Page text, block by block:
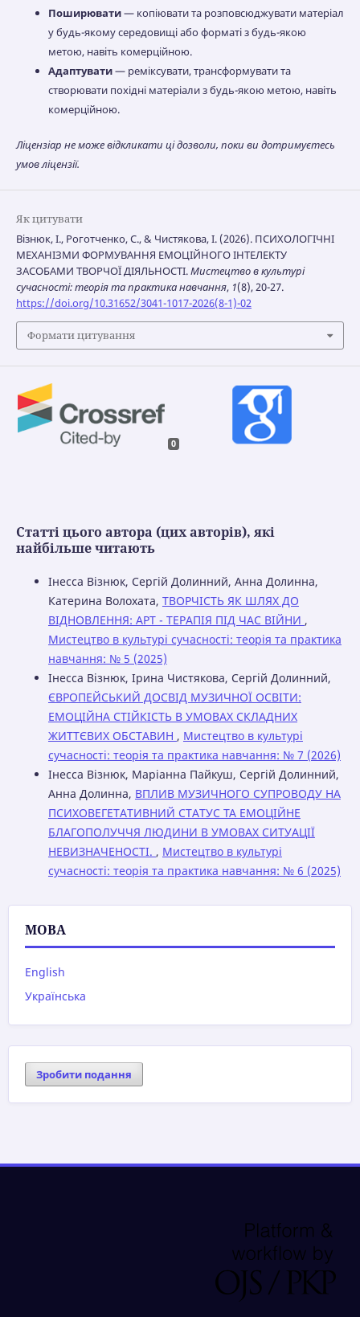
Поширювати— копіювати та розповсюджувати матеріал
у будь-якому середовищі або форматі з будь-якою
метою, навіть комерційною.
Адаптувати— реміксувати, трансформувати та
створювати похідні матеріали з будь-якою метою, навіть
комерційною.
Ліцензіар не може відкликати ці дозволи, поки ви дотримуєтесь
умов ліцензії.
Як цитувати
Візнюк, І., Роготченко, С., & Чистякова, І. (2026). ПСИХОЛОГІЧНІ
МЕХАНІЗМИ ФОРМУВАННЯ ЕМОЦІЙНОГО ІНТЕЛЕКТУ
ЗАСОБАМИ ТВОРЧОЇ ДІЯЛЬНОСТІ.Мистецтво в культурі
сучасності: теорія та практика навчання, 1(8), 20-27.
https://doi.org/10.31652/3041-1017-2026(8-1)-02
Формати цитування
0
Статті цього автора (цих авторів), які
найбільше читають
Інесса Візнюк, Сергій Долинний, Анна Долинна,
Катерина Волохата, ТВОРЧІСТЬ ЯК ШЛЯХ ДО
ВІДНОВЛЕННЯ: АРТ - ТЕРАПІЯ ПІД ЧАС ВІЙНИ ,
Мистецтво в культурі сучасності: теорія та практика
навчання: № 5 (2025)
Інесса Візнюк, Ірина Чистякова, Сергій Долинний,
ЄВРОПЕЙСЬКИЙ ДОСВІД МУЗИЧНОЇ ОСВІТИ:
ЕМОЦІЙНА СТІЙКІСТЬ В УМОВАХ СКЛАДНИХ
ЖИТТЄВИХ ОБСТАВИН , Мистецтво в культурі
сучасності: теорія та практика навчання: № 7 (2026)
Інесса Візнюк, Маріанна Пайкуш, Сергій Долинний,
Анна Долинна, ВПЛИВ МУЗИЧНОГО СУПРОВОДУ НА
ПСИХОВЕГЕТАТИВНИЙ СТАТУС ΤΑ ЕМОЦІЙНЕ
БЛАГОПОЛУЧЧЯ ЛЮДИНИ B УМОВАХ СИТУАЦІЇ
НЕВИЗНАЧЕНОСТІ. , Мистецтво в культурі
сучасності: теорія та практика навчання: № 6 (2025)
МОВА
English
Українська
Зробити подання